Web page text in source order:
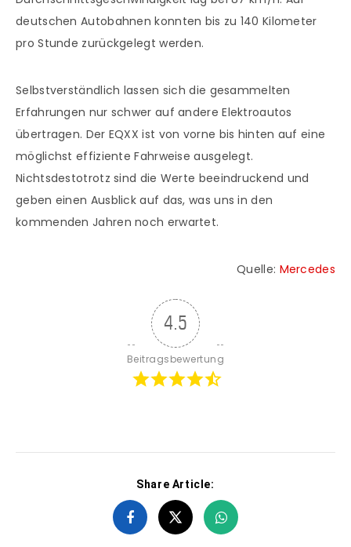
deutschen Autobahnen konnten bis zu 140 Kilometer
pro Stunde zurückgelegt werden.
Selbstverständlich lassen sich die gesammelten
Erfahrungen nur schwer auf andere Elektroautos
übertragen. Der EQXX ist von vorne bis hinten auf eine
möglichst effiziente Fahrweise ausgelegt.
Nichtsdestotrotz sind die Werte beeindruckend und
geben einen Ausblick auf das, was uns in den
kommenden Jahren noch erwartet.
Quelle: Mercedes
4.5
Beitragsbewertung
Share Article: